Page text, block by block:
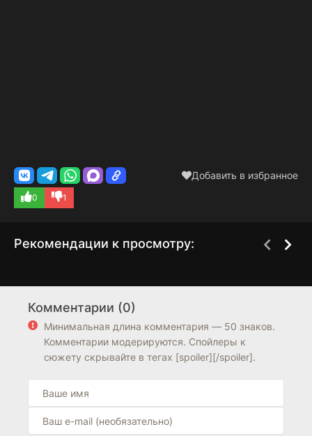
Добавить в избранное
0 1
Рекомендации к просмотру:
6.7
Комментарии (0)
Минимальная длина комментария — 50 знаков.
Комментарии модерируются. Спойлеры к
сюжету скрывайте в тегах [spoiler][/spoiler].